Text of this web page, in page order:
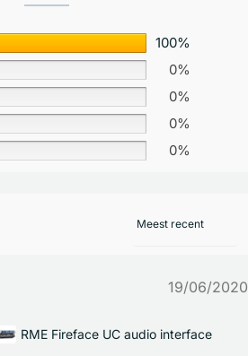
100%
0%
0%
0%
0%
19/06/2020
RME Fireface UC audio interface